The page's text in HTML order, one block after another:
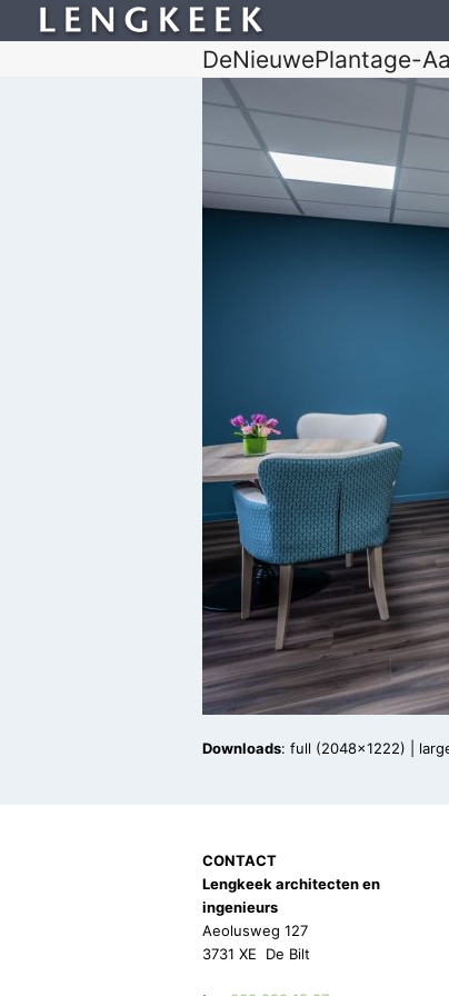
DeNieuwePlantage-
Downloads: full (2048x1222)
CONTACT
Lengkeek architecten en
ingenieurs
Aeolusweg 127
3731 XE De Bilt